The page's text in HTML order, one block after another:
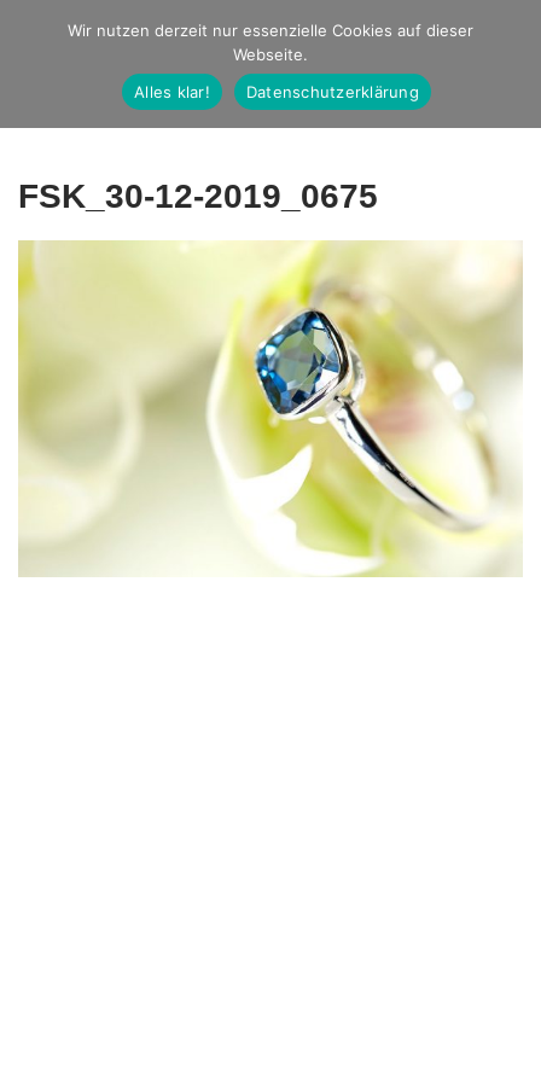
Studio Ernst
Fotografie
FSK_30-12-2019_0675
Wir nutzen derzeit nur essenzielle Cookies auf dieser
Webseite.
Alles klar!
Datenschutzerklärung